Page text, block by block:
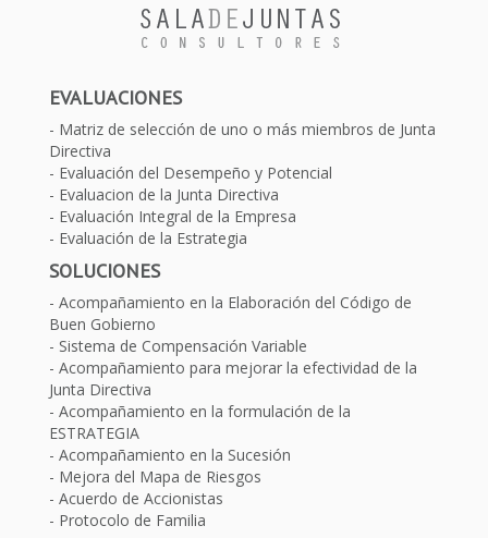
EVALUACIONES
Matriz de selección de uno o más miembros de Junta
Directiva
Evaluación del Desempeño y Potencial
Evaluacion de la Junta Directiva
Evaluación Integral de la Empresa
Evaluación de la Estrategia
SOLUCIONES
Acompañamiento en la Elaboración del Código de
Buen Gobierno
Sistema de Compensación Variable
Acompañamiento para mejorar la efectividad de la
Junta Directiva
Acompañamiento en la formulación de la
ESTRATEGIA
Acompañamiento en la Sucesión
Mejora del Mapa de Riesgos
Acuerdo de Accionistas
Protocolo de Familia